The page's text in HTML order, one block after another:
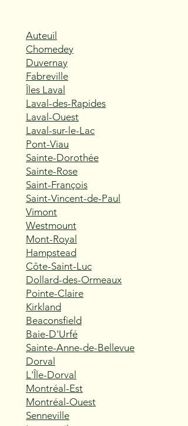
Auteuil
Chomedey
Duvernay
Fabreville
Îles Laval
Laval-des-Rapides
Laval-Ouest
Laval-sur-le-Lac
Pont-Viau
Sainte-Dorothée
Sainte-Rose
Saint-François
Saint-Vincent-de-Paul
Vimont
Westmount
Mont-Royal
Hampstead
Côte-Saint-Luc
Dollard-des-Ormeaux
Pointe-Claire
Kirkland
Beaconsfield
Baie-D'Urfé
Sainte-Anne-de-Bellevue
Dorval
L'Île-Dorval
Montréal-Est
Montréal-Ouest
Senneville